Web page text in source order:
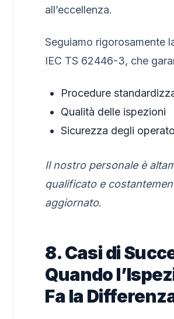
all’eccellenza.
Seguiamo rigorosamente
IEC TS 62446-3, che
Procedure
Qualità delle ispezioni
Sicurezza degli
Il nostro personale è
qualificato e
aggiornato.
8. Casi di
Quando
Fa la